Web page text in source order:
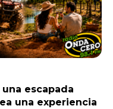
una escapada
una experiencia